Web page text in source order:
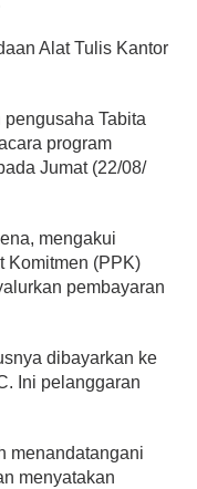
Alat Tulis Kantor
Tabita
program
Jumat (22/08/
mengakui
Komitmen (PPK)
pembayaran
dibayarkan ke
Ini pelanggaran
menandatangani
menyatakan